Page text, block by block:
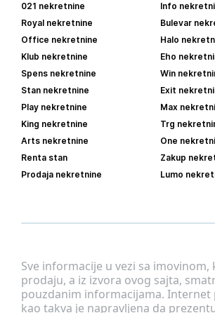
Sve informacije u vezi sa imovinom,
prodaju, a iz izvora ovog sajta,
pouzdanim informacijama. Internet
kao takva je napravljena da
021 nekretnine
Info
Royal nekretnine
Bulevar
Office nekretnine
Halo
Klub nekretnine
Eho
Spens nekretnine
Win
Stan nekretnine
Exit
Play nekretnine
Max
King nekretnine
Trg
Arts nekretnine
One
Renta stan
Zakup
Prodaja nekretnine
Lumo